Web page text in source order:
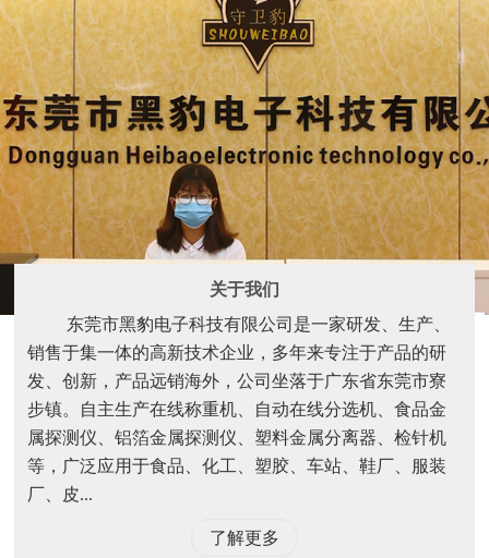
关于我们
东莞市黑豹电子科技有限公司是一家研发、生产、
销售于集一体的高新技术企业，多年来专注于产品的研
发、创新，产品远销海外，公司坐落于广东省东莞市寮
步镇。自主生产在线称重机、自动在线分选机、食品金
属探测仪、铝箔金属探测仪、塑料金属分离器、检针机
等，广泛应用于食品、化工、塑胶、车站、鞋厂、服装
厂、皮...
了解更多